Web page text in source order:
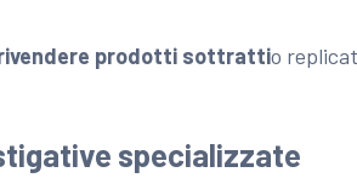
prodotti sottrattio
specializzate